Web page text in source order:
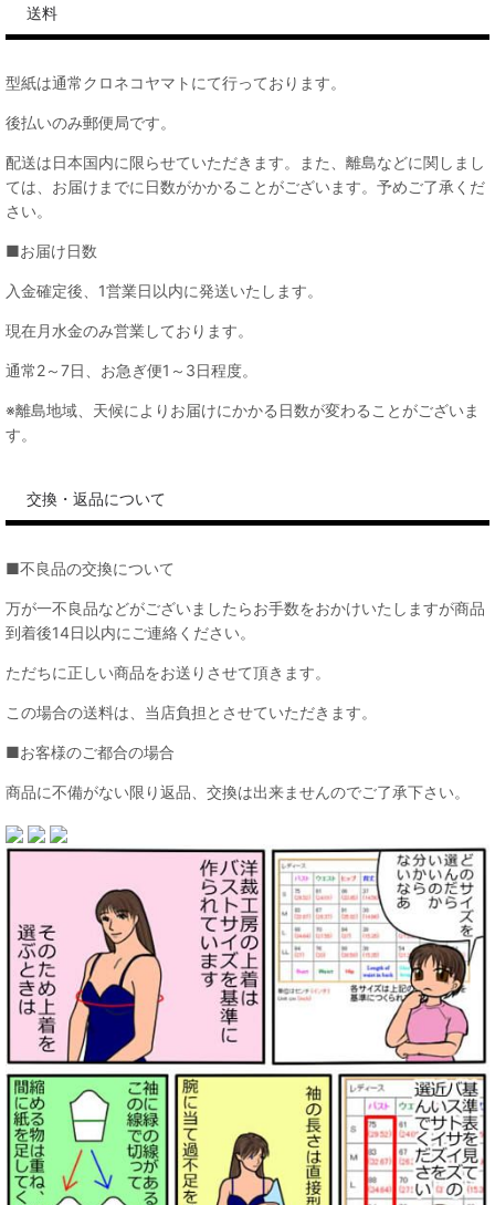
送料
型紙は通常クロネコヤマトにて行っております。
後払いのみ郵便局です。
配送は日本国内に限らせていただきます。また、離島などに関しまし
ては、お届けまでに日数がかかることがございます。予めご了承くだ
さい。
■お届け日数
入金確定後、1営業日以内に発送いたします。
現在月水金のみ営業しております。
通常2～7日、お急ぎ便1～3日程度。
※離島地域、天候によりお届けにかかる日数が変わることがございま
す。
交換・返品について
■不良品の交換について
万が一不良品などがございましたらお手数をおかけいたしますが商品
到着後14日以内にご連絡ください。
ただちに正しい商品をお送りさせて頂きます。
この場合の送料は、当店負担とさせていただきます。
■お客様のご都合の場合
商品に不備がない限り返品、交換は出来ませんのでご了承下さい。